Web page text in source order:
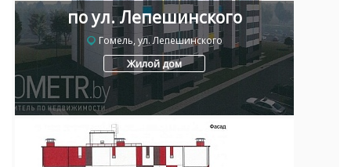
по ул. Лепешинского
Гомель, ул. Лепешинского
Жилой дом
Для обеспечения удобства пользователей сайта
используются cookies